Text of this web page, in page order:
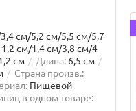
см/5,2 см/5,5 см/5,7
1,2 см/1,4 см/3,8 см/4
см Длина: 6,5 см
Страна произв.:
Пищевой
в одном товаре: